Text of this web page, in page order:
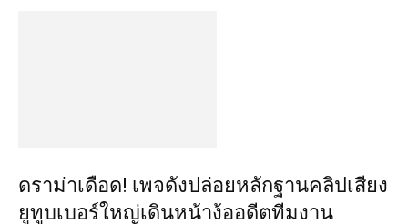
ดราม่าเดือด! เพจดังปล่อยหลักฐานคลิปเสียง
ยูทูบเบอร์ใหญ่เดินหน้าง้ออดีตทีมงาน